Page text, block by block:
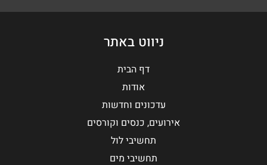
ניווט באתר
דף הבית
אודות
עדכונים וחדשות
אירועים, כנסים וקורסים
תחשיבי לול
תחשיבי מים